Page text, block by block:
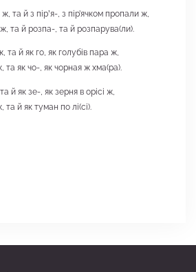
та й з пірʼя-, з пір’ячком пропали ж,
та й розпа-, та й розпарува(ли).
та й як го, як голубів пара ж,
та як чо-, як чорная ж хма(ра).
й як зе-, як зерня в орісі ж,
й як туман по лі(сі).